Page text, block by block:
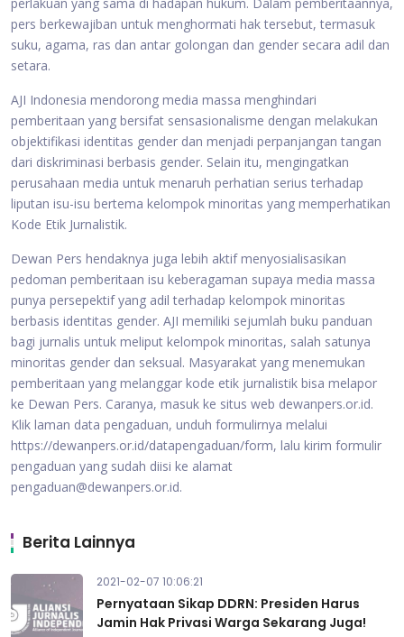
pers berkewajiban untuk menghormati hak tersebut, termasuk
suku, agama, ras dan antar golongan dan gender secara adil dan
setara.
AJI Indonesia mendorong media massa menghindari
pemberitaan yang bersifat sensasionalisme dengan melakukan
objektifikasi identitas gender dan menjadi perpanjangan tangan
dari diskriminasi berbasis gender. Selain itu, mengingatkan
perusahaan media untuk menaruh perhatian serius terhadap
liputan isu-isu bertema kelompok minoritas yang memperhatikan
Kode Etik Jurnalistik.
Dewan Pers hendaknya juga lebih aktif menyosialisasikan
pedoman pemberitaan isu keberagaman supaya media massa
punya persepektif yang adil terhadap kelompok minoritas
berbasis identitas gender. AJI memiliki sejumlah buku panduan
bagi jurnalis untuk meliput kelompok minoritas, salah satunya
minoritas gender dan seksual. Masyarakat yang menemukan
pemberitaan yang melanggar kode etik jurnalistik bisa melapor
ke Dewan Pers. Caranya, masuk ke situs web dewanpers.or.id.
Klik laman data pengaduan, unduh formulirnya melalui
https://dewanpers.or.id/datapengaduan/form, lalu kirim formulir
pengaduan yang sudah diisi ke alamat
pengaduan@dewanpers.or.id.
Berita Lainnya
2021-02-07 10:06:21
Pernyataan Sikap DDRN: Presiden Harus
Jamin Hak Privasi Warga Sekarang Juga!